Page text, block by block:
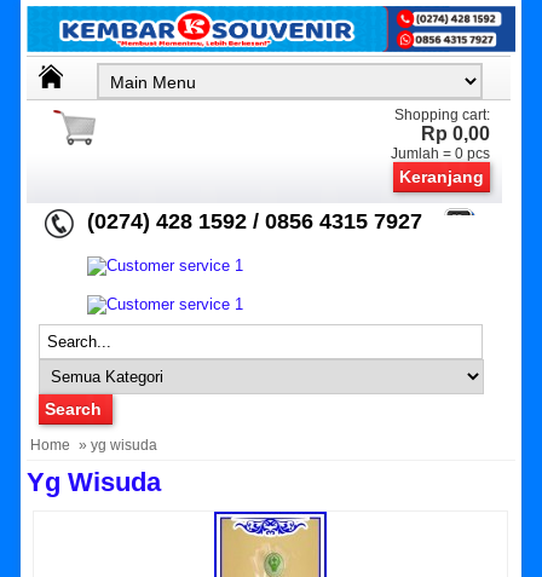
Shopping cart:
Rp 0,00
Jumlah =0 pcs
Keranjang
(0274) 428 1592 / 0856 4315 7927
Home » yg wisuda
Yg Wisuda